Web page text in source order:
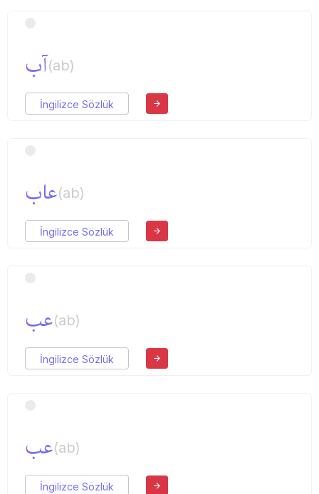
آب(ab)
İngilizce Sözlük
عاب(ab)
İngilizce Sözlük
عب(ab)
İngilizce Sözlük
عب(ab)
İngilizce Sözlük